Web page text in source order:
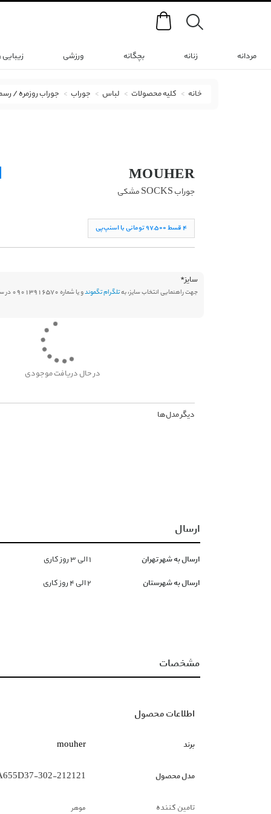
Search
مردانه زنانه بچگانه ورزشی
خانه کلیه محصولات لباس جوراب جوراب روزمره /
MOUHER
جوراب SOCKS مشکی
۴ قسط ۹۷,۵۰۰ تومانی با اسنپ‌پی
سایز*
جهت راهنمایی انتخاب سایز، بهتلگرام تگموندو یا شماره 09013916570 در سامانه بله پیام دهید.
در حال دریافت موجودی
دیگر مدل‌ها
ارسال
ارسال به شهر تهران ١ الی ۳ روز کاری
ارسال به شهرستان ۲ الی ۴ روز کاری
مشخصات
اطلاعات محصول
برند mouher
مدل محصول 302-212121
تامین کننده موهر